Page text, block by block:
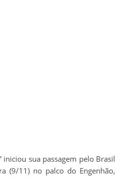
iniciou sua passagem pelo Brasil
(9/11) no palco do Engenhão,